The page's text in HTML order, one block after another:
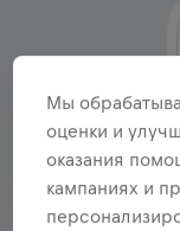
Мы
оценки и
оказания
кампаниях и